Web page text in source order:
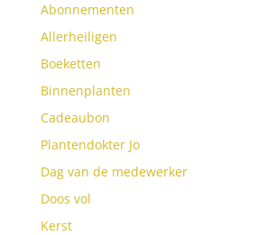
Abonnementen
Allerheiligen
Boeketten
Binnenplanten
Cadeaubon
Plantendokter Jo
Dag van de medewerker
Doos vol
Kerst